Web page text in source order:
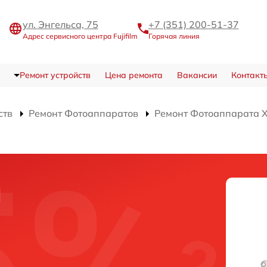
ул. Энгельса, 75
Адрес сервисного центра Fujifilm
+7 (351) 200-51-37
Горячая линия
Ремонт устройств Цена ремонта Вакансии
Ремонт Фотоаппаратов Ремонт Фотоаппарата